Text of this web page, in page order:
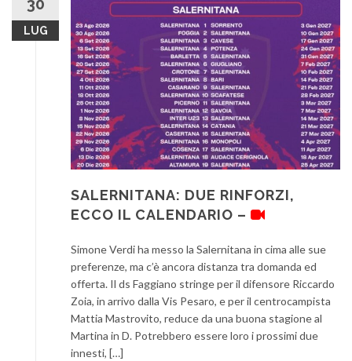
LUG
SALERNITANA: DUE RINFORZI,
ECCO IL CALENDARIO –
Simone Verdi ha messo la Salernitana in cima alle sue
preferenze, ma c’è ancora distanza tra domanda ed
offerta. Il ds Faggiano stringe per il difensore Riccardo
Zoia, in arrivo dalla Vis Pesaro, e per il centrocampista
Mattia Mastrovito, reduce da una buona stagione al
Martina in D. Potrebbero essere loro i prossimi due
innesti, […]